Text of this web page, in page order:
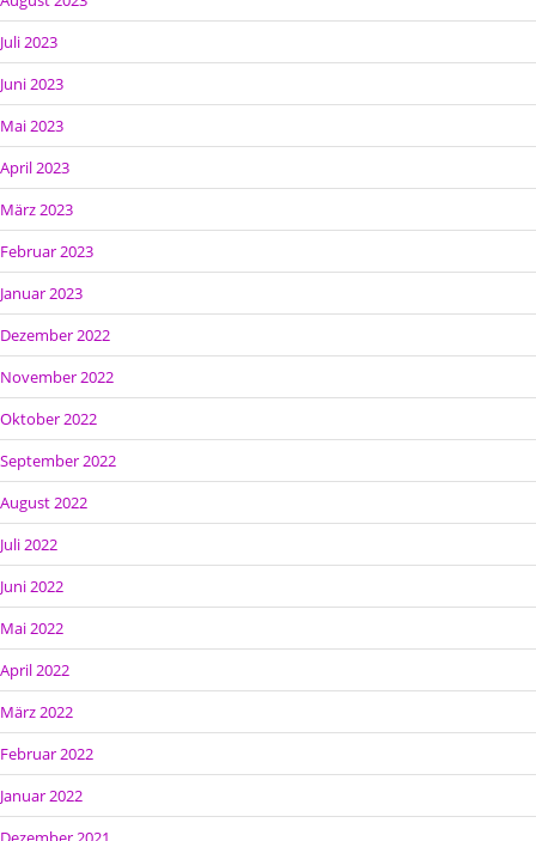
Juli 2023
Juni 2023
Mai 2023
April 2023
März 2023
Februar 2023
Januar 2023
Dezember 2022
November 2022
Oktober 2022
September 2022
August 2022
Juli 2022
Juni 2022
Mai 2022
April 2022
März 2022
Februar 2022
Januar 2022